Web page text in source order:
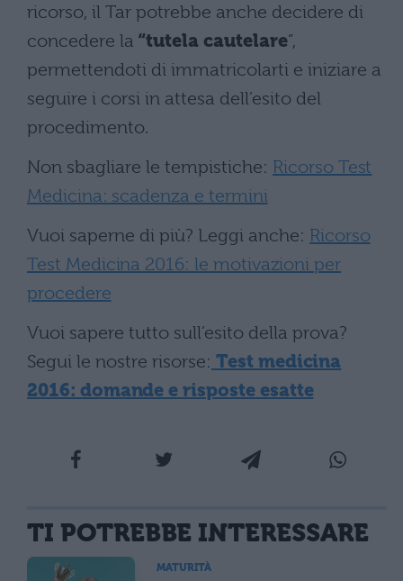
ricorso, il Tar potrebbe anche decidere di
concedere la “tutela cautelare”,
permettendoti di immatricolarti e iniziare a
seguire i corsi in attesa dell’esito del
procedimento.
Non sbagliare le tempistiche: Ricorso Test
Medicina: scadenza e termini
Vuoi saperne di più? Leggi anche: Ricorso
Test Medicina 2016: le motivazioni per
procedere
Vuoi sapere tutto sull’esito della prova?
Segui le nostre risorse: Test medicina
2016: domande e risposte esatte
TI POTREBBE INTERESSARE
MATURITÀ